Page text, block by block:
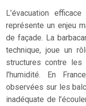
L’évacuation
représente un enjeu
de façade. La
technique, joue un
structures contre
l’humidité. En
observées sur les
inadéquate de